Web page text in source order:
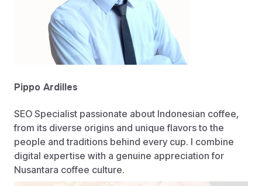
Pippo Ardilles
SEO Specialist passionate about Indonesian coffee,
from its diverse origins and unique flavors to the
people and traditions behind every cup. I combine
digital expertise with a genuine appreciation for
Nusantara coffee culture.